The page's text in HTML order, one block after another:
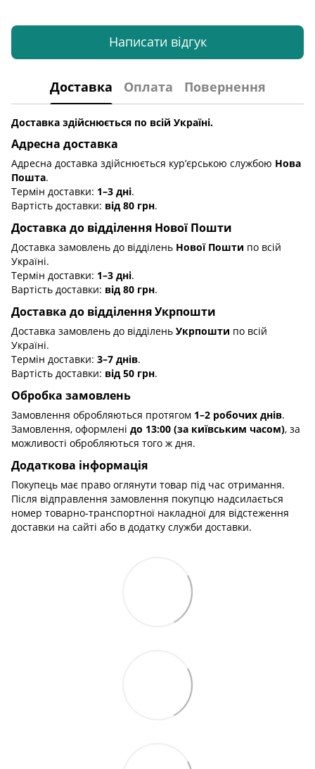
Написати відгук
Доставка Оплата Повернення
Доставка здійснюється по всій Україні.
Адресна доставка
Адресна доставка здійснюється кур’єрською службою Нова
Пошта.
Термін доставки: 1–3 дні.
Вартість доставки: від 80 грн.
Доставка до відділення Нової Пошти
Доставка замовлень до відділень Нової Пошти по всій
Україні.
Термін доставки: 1–3 дні.
Вартість доставки: від 80 грн.
Доставка до відділення Укрпошти
Доставка замовлень до відділень Укрпошти по всій
Україні.
Термін доставки: 3–7 днів.
Вартість доставки: від 50 грн.
Обробка замовлень
Замовлення обробляються протягом 1–2 робочих днів.
Замовлення, оформлені до 13:00 (за київським часом), за
можливості обробляються того ж дня.
Додаткова інформація
Покупець має право оглянути товар під час отримання.
Після відправлення замовлення покупцю надсилається
номер товарно-транспортної накладної для відстеження
доставки на сайті або в додатку служби доставки.